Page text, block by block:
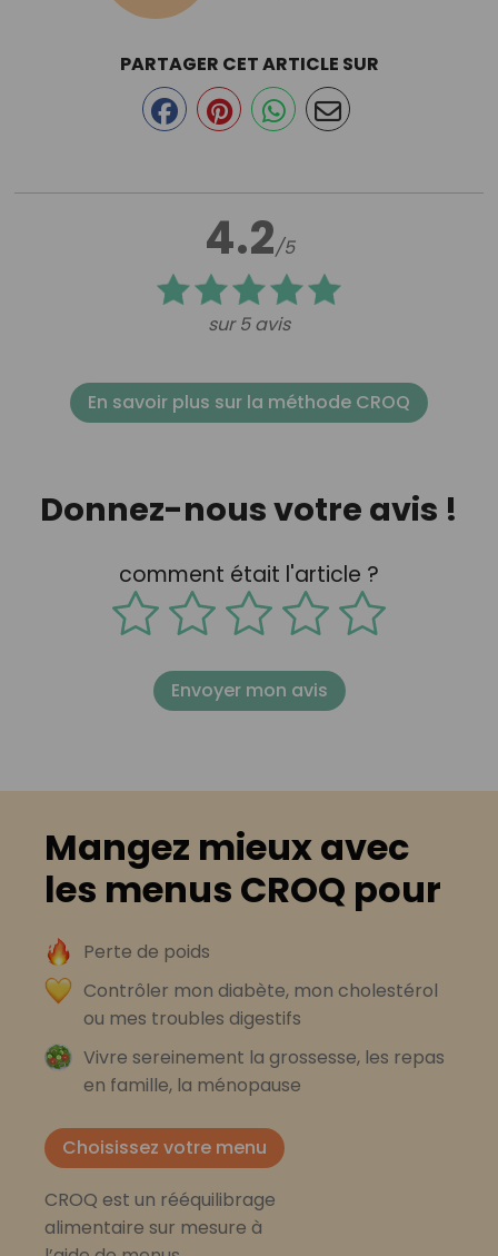
4.2/5
sur 5 avis
PARTAGER CET ARTICLE SUR
En savoir plus sur la méthode CROQ
Donnez-nous votre avis !
comment était l'article ?
Envoyer mon avis
Mangez mieux avec
les menus CROQ pour
Perte de poids
Contrôler mon diabète, mon cholestérol
ou mes troubles digestifs
Vivre sereinement la grossesse, les repas
en famille, la ménopause
Choisissez votre menu
CROQ est un rééquilibrage
alimentaire sur mesure à